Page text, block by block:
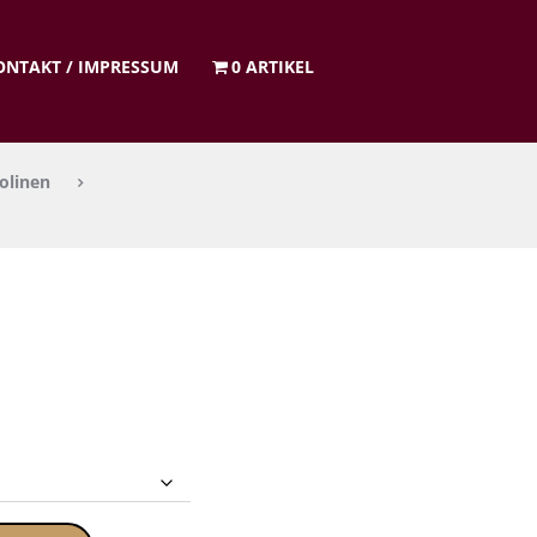
/ IMPRES­SUM 0 ARTIKEL